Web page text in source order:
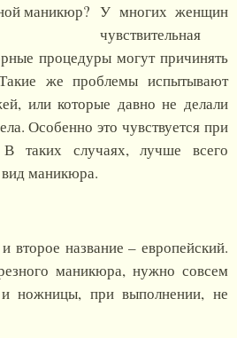
У многих женщин
чувствительная
процедуры могут причинять
же проблемы испытывают
или которые давно не делали
Особенно это чувствуется при
таких случаях, лучше всего
маникюра.
второе название – европейский.
маникюра, нужно совсем
ножницы, при выполнении, не